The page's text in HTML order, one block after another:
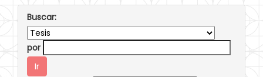
Buscar:
por